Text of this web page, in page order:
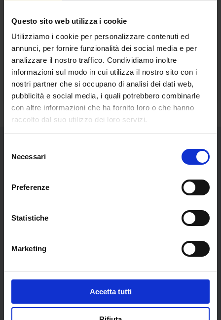
Questo sito web utilizza i cookie
Utilizziamo i cookie per personalizzare contenuti ed
annunci, per fornire funzionalità dei social media e per
analizzare il nostro traffico. Condividiamo inoltre
informazioni sul modo in cui utilizza il nostro sito con i
nostri partner che si occupano di analisi dei dati web,
pubblicità e social media, i quali potrebbero combinarle
con altre informazioni che ha fornito loro o che hanno
raccolto dal suo utilizzo dei loro servizi.
delNecessari
Preferenze
Statistiche
Marketing
Accetta tutti